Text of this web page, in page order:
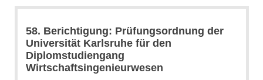
58. Berichtigung: Prüfungsordnung der
Universität Karlsruhe für den
Diplomstudiengang
Wirtschaftsingenieurwesen